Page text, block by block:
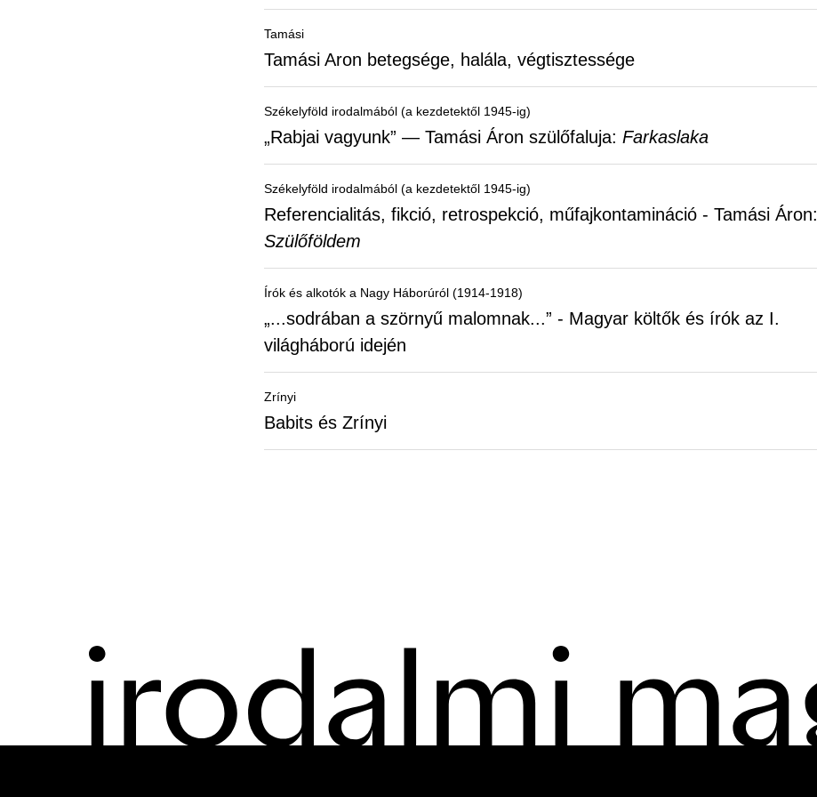
Tamási
Tamási Aron betegsége, halála, végtisztessége
Székelyföld irodalmából (a kezdetektől 1945-ig)
„Rabjai vagyunk” — Tamási Áron szülőfaluja:Farkaslaka
Székelyföld irodalmából (a kezdetektől 1945-ig)
Referencialitás, fikció, retrospekció, műfajkontamináció - Tamási Áron:
Szülőföldem
Írók és alkotók a Nagy Háborúról (1914-1918)
„...sodrában a szörnyű malomnak...” - Magyar költők és írók az I.
világháború idején
Zrínyi
Babits és Zrínyi